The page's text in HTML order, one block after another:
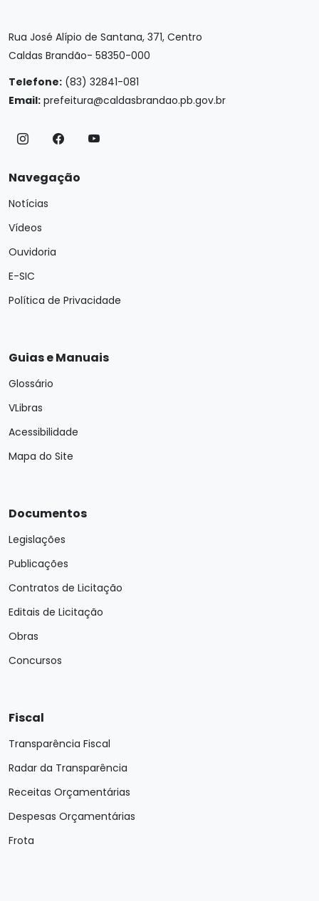
Rua José Alípio de Santana, 371, Centro
Caldas Brandão- 58350-000
Telefone: (83) 32841-081
Email: prefeitura@caldasbrandao.pb.gov.br
Navegação
Notícias
Vídeos
Ouvidoria
E-SIC
Política de Privacidade
Guias e Manuais
Glossário
VLibras
Acessibilidade
Mapa do Site
Documentos
Legislações
Publicações
Contratos de Licitação
Editais de Licitação
Obras
Concursos
Fiscal
Transparência Fiscal
Radar da Transparência
Receitas Orçamentárias
Despesas Orçamentárias
Frota